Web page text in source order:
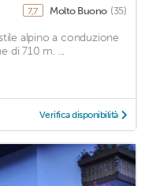
7,7 Molto Buono (35)
alpino a conduzione
di 710 m. ...
Verifica disponibilità